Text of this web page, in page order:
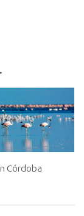
Córdoba